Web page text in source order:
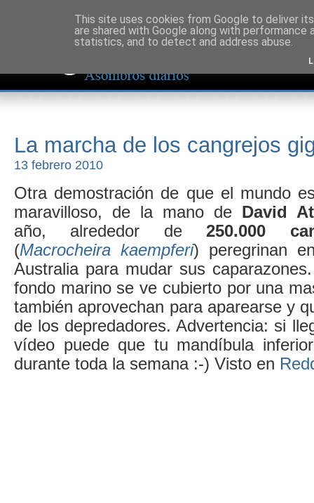
La marcha de los cangrejos
13 febrero 2010
Otra demostración de que el mundo
maravilloso, de la mano de David
año, alrededor de250.000
(Macrocheira kaempferi) peregrinan
Australia para mudar sus
fondo marino se ve cubierto por una
también aprovechan para aparearse y
de los depredadores. Advertencia: si
vídeo puede que tu mandíbula
durante toda la semana :-) Visto en
This site uses cookies from Google to deliver
are shared with Google along with
statistics, and to detect and address abuse.